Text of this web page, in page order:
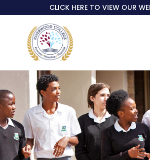
CLICK HERE TO VIEW OUR